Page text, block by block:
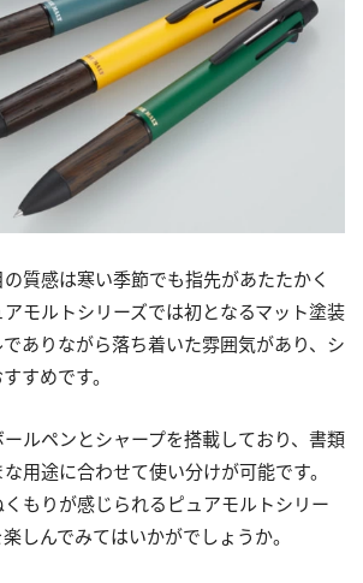
質感は寒い季節でも指先があたたかく
モルトシリーズでは初となるマット塗装
ありながら落ち着いた雰囲気があり、シ
すめです。
ルペンとシャープを搭載しており、書類
用途に合わせて使い分けが可能です。
もりが感じられるピュアモルトシリー
しんでみてはいかがでしょうか。